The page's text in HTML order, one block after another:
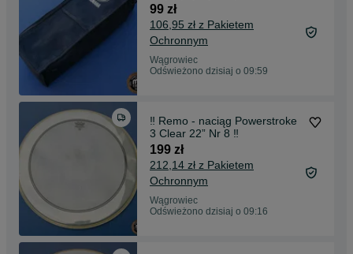
99 zł
106,95 zł z Pakietem
Ochronnym
Wągrowiec
Odświeżono dzisiaj o 09:59
‼️ Remo - naciąg Powerstroke
3 Clear 22” Nr 8 ‼️
199 zł
212,14 zł z Pakietem
Ochronnym
Wągrowiec
Odświeżono dzisiaj o 09:16